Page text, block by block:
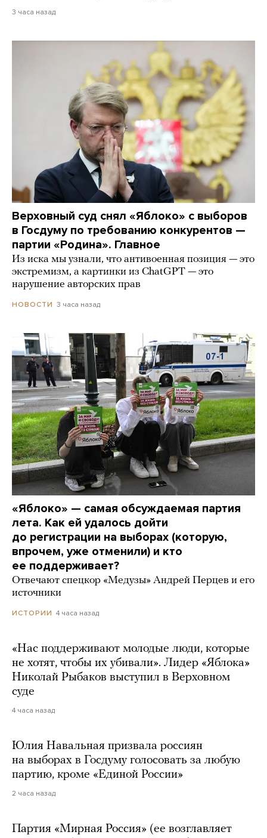
3 часа назад
Верховный суд снял «Яблоко» с выборов
в Госдуму по требованию конкурентов —
партии «Родина». Главное
Из иска мы узнали, что антивоенная позиция — это
экстремизм, а картинки из СhatGPT — это
нарушение авторских прав
НОВОСТИ 3 часа назад
«Яблоко» — самая обсуждаемая партия
лета. Как ей удалось дойти
до регистрации на выборах (которую,
впрочем, уже отменили) и кто
ее поддерживает?
Отвечают спецкор «Медузы» Андрей Перцев и его
источники
ИСТОРИИ 4 часа назад
«Нас поддерживают молодые люди, которые
не хотят, чтобы их убивали». Лидер «Яблока»
Николай Рыбаков выступил в Верховном
суде
4 часа назад
Юлия Навальная призвала россиян
на выборах в Госдуму голосовать за любую
партию, кроме «Единой России»
2 часа назад
Партия «Мирная Россия» (ее возглавляет